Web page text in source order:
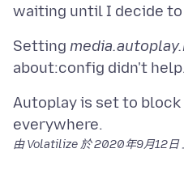
Setting
Autoplay is set to block
由 Volatilize 於2020年9月12日